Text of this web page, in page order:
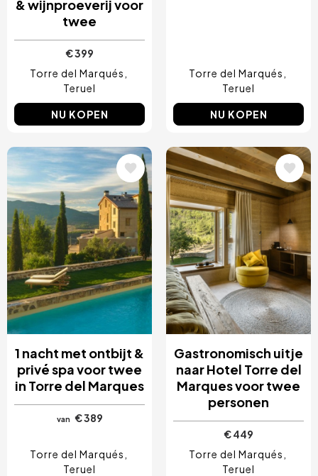
& wijnproeverij voor
twee
€ 399
Torre del Marqués
Teruel
NU KOPEN
Torre del Marqués
Teruel
NU KOPEN
Afbeelding
1 nacht met ontbijt &
privé spa voor twee
in Torre del Marques
van € 389
Torre del Marqués
Teruel
Afbeelding
Gastronomisch uitje
naar Hotel Torre del
Marques voor twee
personen
€ 449
Torre del Marqués
Teruel